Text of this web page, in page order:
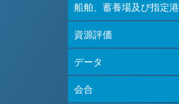
船舶、蓄養場及び指定港
資源評価
データ
会合